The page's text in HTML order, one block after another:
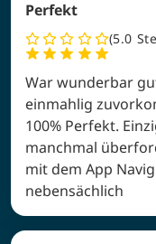
Perfekt
5.0
War wunderbar
einmahlig
100% Perfekt.
manchmal
mit dem App
nebensächlich